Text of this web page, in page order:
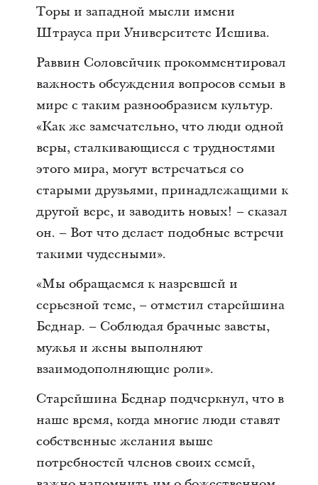
Торы и западной мысли имени
Штрауса при Университете Иешива.
Раввин Соловейчик прокомментировал
важность обсуждения вопросов семьи в
мире с таким разнообразием культур.
«Как же замечательно, что люди одной
веры, сталкивающиеся с трудностями
этого мира, могут встречаться со
старыми друзьями, принадлежащими к
другой вере, и заводить новых! – сказал
он. – Вот что делает подобные встречи
такими чудесными».
«Мы обращаемся к назревшей и
серьезной теме, – отметил старейшина
Беднар. – Соблюдая брачные заветы,
мужья и жены выполняют
взаимодополняющие роли».
Старейшина Беднар подчеркнул, что в
наше время, когда многие люди ставят
собственные желания выше
потребностей членов своих семей,